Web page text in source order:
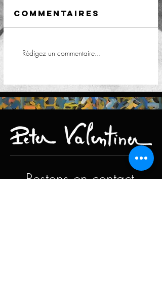
Commentaires
Rédigez un commentaire...
Restons en contact